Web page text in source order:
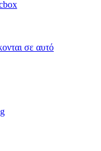
σε αυτό